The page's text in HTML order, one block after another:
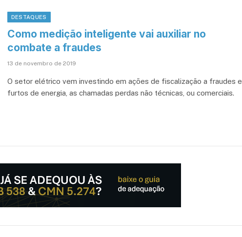
DESTAQUES
Como medição inteligente vai auxiliar no
combate a fraudes
13 de novembro de 2019
O setor elétrico vem investindo em ações de fiscalização a fraudes e
furtos de energia, as chamadas perdas não técnicas, ou comerciais.